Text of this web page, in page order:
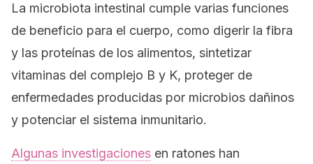
La microbiota intestinal cumple varias funciones
de beneficio para el cuerpo, como digerir la fibra
y las proteínas de los alimentos, sintetizar
vitaminas del complejo B y K, proteger de
enfermedades producidas por microbios dañinos
y potenciar el sistema inmunitario.
Algunas investigaciones en ratones han